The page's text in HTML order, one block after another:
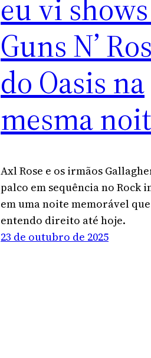
eu vi
Guns N’
do Oasis na
mesma
Axl Rose e os irmãos
palco em sequência no Rock
em uma noite memorável
entendo direito até hoje.
23 de outubro de 2025